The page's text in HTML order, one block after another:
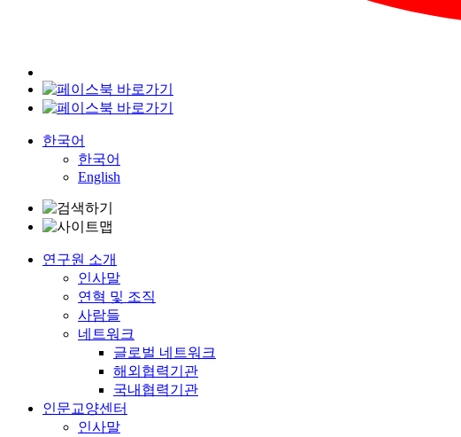
한국어
한국어
English
연구원 소개
인사말
연혁 및 조직
사람들
네트워크
글로벌 네트워크
해외협력기관
국내협력기관
인문교양센터
인사말